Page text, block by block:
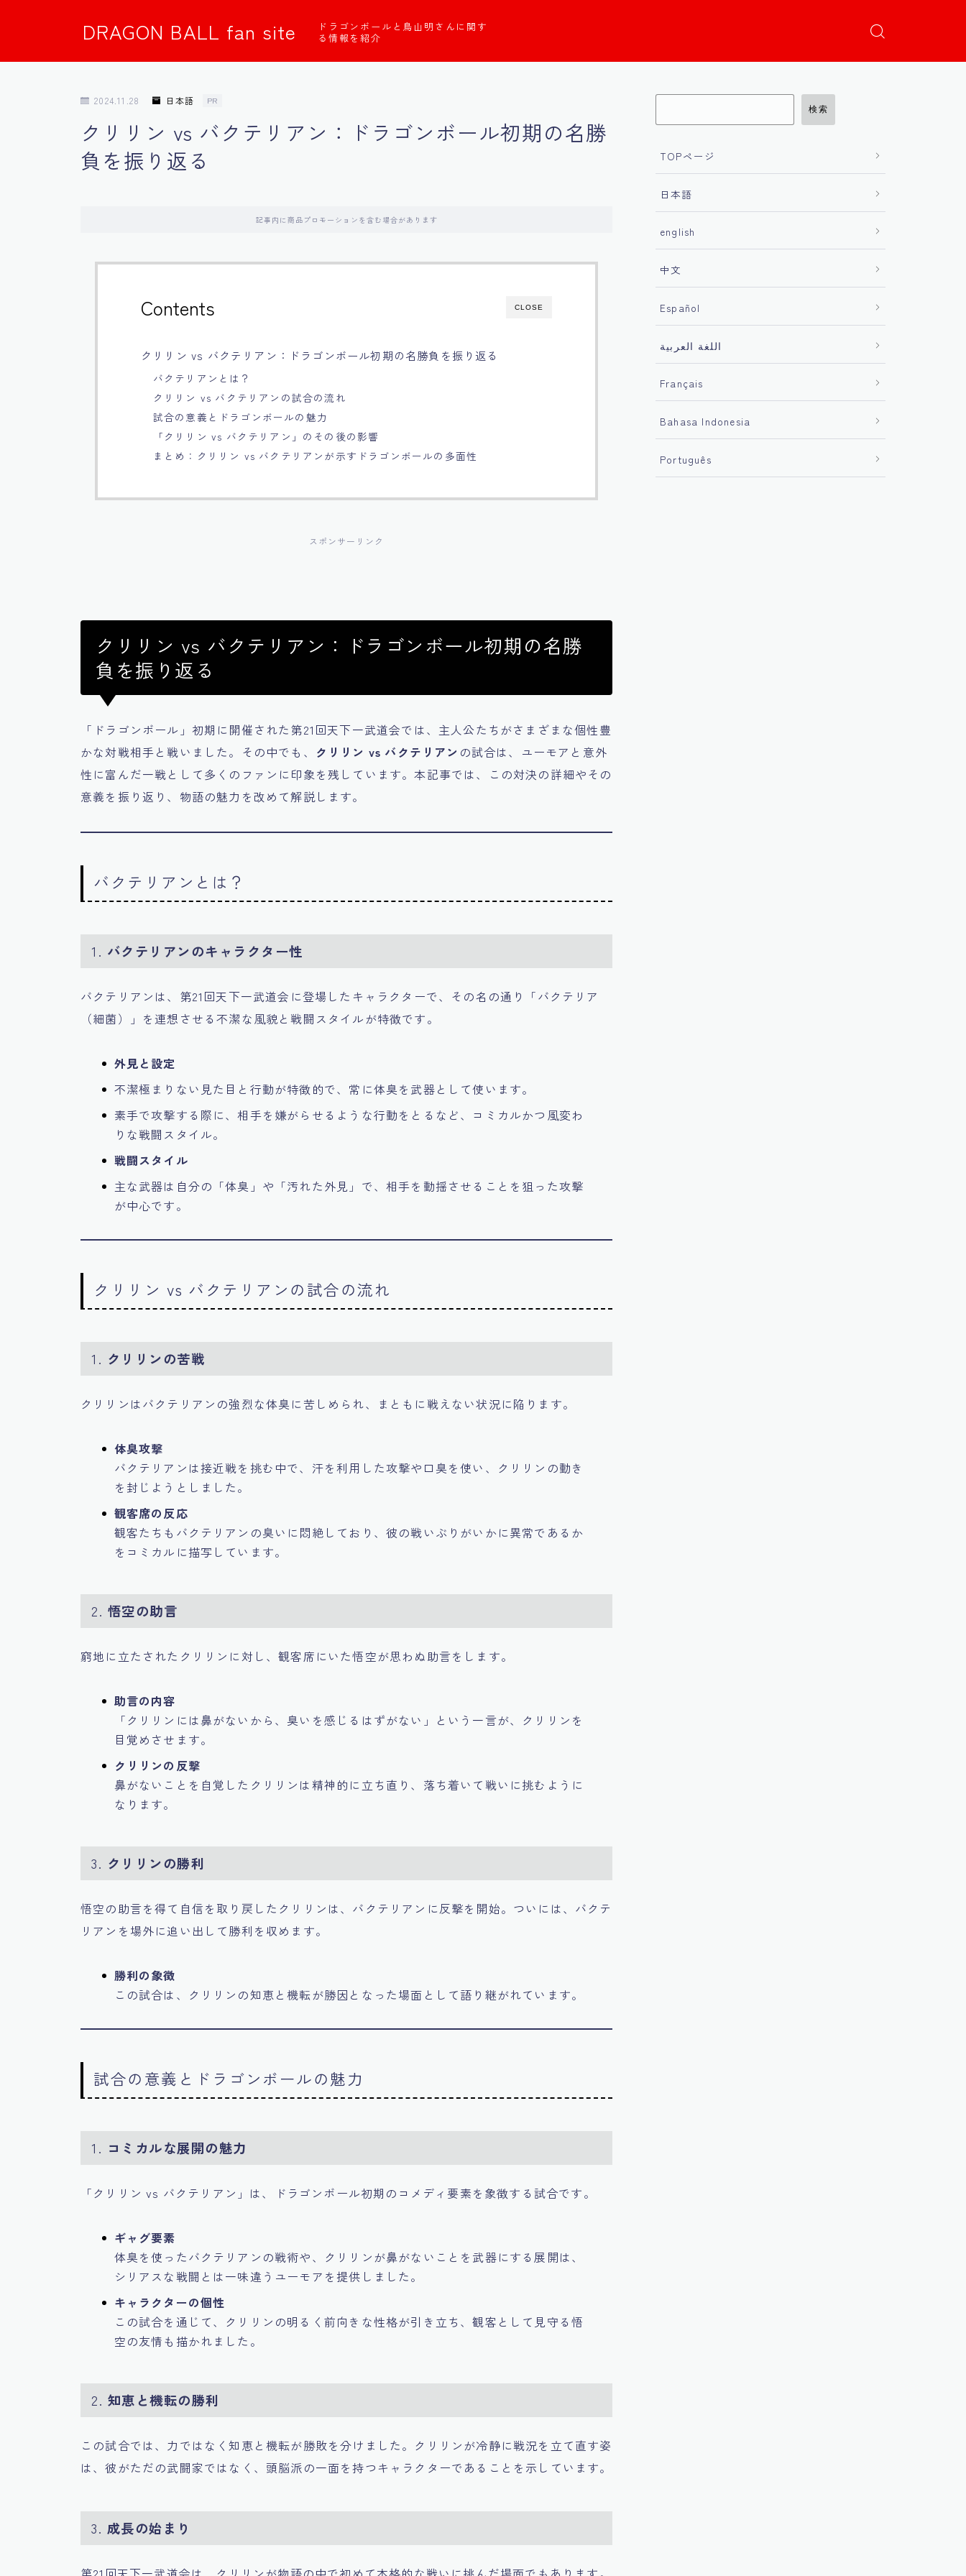
DRAGON BALL fan site
ドラゴンボールと鳥山明さんに関す
る情報を紹介
2024.11.28 日本語 PR
クリリン vs バクテリアン：ドラゴンボール初期の名勝
負を振り返る
記事内に商品プロモーションを含む場合があります
CLOSE
Contents
クリリン vs バクテリアン：ドラゴンボール初期の名勝負を振り返る
バクテリアンとは？
クリリン vs バクテリアンの試合の流れ
試合の意義とドラゴンボールの魅力
「クリリン vs バクテリアン」のその後の影響
まとめ：クリリン vs バクテリアンが示すドラゴンボールの多面性
スポンサーリンク
クリリン vs バクテリアン：ドラゴンボール初期の名勝
負を振り返る
「ドラゴンボール」初期に開催された第21回天下一武道会では、主人公たちがさまざまな個性豊
かな対戦相手と戦いました。その中でも、 クリリン vs バクテリアン の試合は、ユーモアと意外
性に富んだ一戦として多くのファンに印象を残しています。本記事では、この対決の詳細やその
意義を振り返り、物語の魅力を改めて解説します。
バクテリアンとは？
1. バクテリアンのキャラクター性
バクテリアンは、第21回天下一武道会に登場したキャラクターで、その名の通り「バクテリア
（細菌）」を連想させる不潔な風貌と戦闘スタイルが特徴です。
外見と設定
不潔極まりない見た目と行動が特徴的で、常に体臭を武器として使います。
素手で攻撃する際に、相手を嫌がらせるような行動をとるなど、コミカルかつ風変わ
りな戦闘スタイル。
戦闘スタイル
主な武器は自分の「体臭」や「汚れた外見」で、相手を動揺させることを狙った攻撃
が中心です。
クリリン vs バクテリアンの試合の流れ
1. クリリンの苦戦
クリリンはバクテリアンの強烈な体臭に苦しめられ、まともに戦えない状況に陥ります。
体臭攻撃
バクテリアンは接近戦を挑む中で、汗を利用した攻撃や口臭を使い、クリリンの動き
を封じようとしました。
観客席の反応
観客たちもバクテリアンの臭いに悶絶しており、彼の戦いぶりがいかに異常であるか
をコミカルに描写しています。
2. 悟空の助言
窮地に立たされたクリリンに対し、観客席にいた悟空が思わぬ助言をします。
助言の内容
「クリリンには鼻がないから、臭いを感じるはずがない」という一言が、クリリンを
目覚めさせます。
クリリンの反撃
鼻がないことを自覚したクリリンは精神的に立ち直り、落ち着いて戦いに挑むように
なります。
3. クリリンの勝利
悟空の助言を得て自信を取り戻したクリリンは、バクテリアンに反撃を開始。ついには、バクテ
リアンを場外に追い出して勝利を収めます。
勝利の象徴
この試合は、クリリンの知恵と機転が勝因となった場面として語り継がれています。
試合の意義とドラゴンボールの魅力
1. コミカルな展開の魅力
「クリリン vs バクテリアン」は、ドラゴンボール初期のコメディ要素を象徴する試合です。
ギャグ要素
体臭を使ったバクテリアンの戦術や、クリリンが鼻がないことを武器にする展開は、
シリアスな戦闘とは一味違うユーモアを提供しました。
キャラクターの個性
この試合を通じて、クリリンの明るく前向きな性格が引き立ち、観客として見守る悟
空の友情も描かれました。
2. 知恵と機転の勝利
この試合では、力ではなく知恵と機転が勝敗を分けました。クリリンが冷静に戦況を立て直す姿
は、彼がただの武闘家ではなく、頭脳派の一面を持つキャラクターであることを示しています。
3. 成長の始まり
検索
TOPページ
日本語
english
中文
Español
اللغة العربية
Français
Bahasa Indonesia
Português